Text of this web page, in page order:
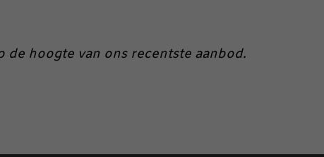
hoogte van ons recentste aanbod.